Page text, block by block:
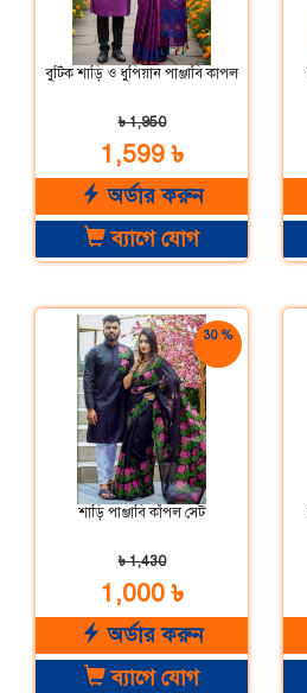
বুটিক শাড়ি ও ধুপিয়ান পাঞ্জাবি কাপল
৳ 1,950
1,599 ৳
অর্ডার করুন
ব্যাগে যোগ
30 %
শাড়ি পাঞ্জাবি কাঁপল সেট
৳ 1,430
1,000 ৳
অর্ডার করুন
ব্যাগে যোগ